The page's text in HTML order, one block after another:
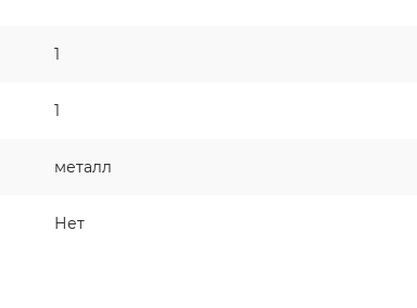
1
1
металл
Нет